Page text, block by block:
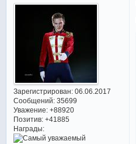
Зарегистрирован: 06.06.2017
Сообщений:35699
Уважение: +88920
Позитив: +41885
Награды: